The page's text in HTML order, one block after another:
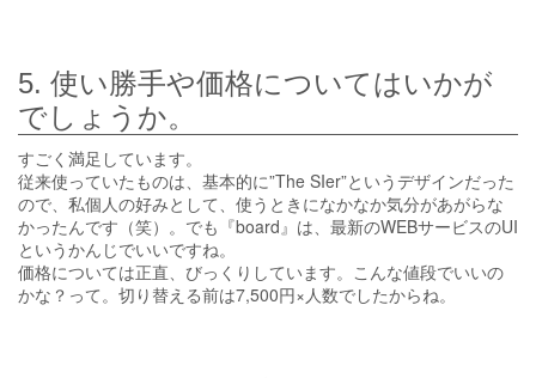
5. 使い勝手や価格についてはいかが
でしょうか。
すごく満足しています。
従来使っていたものは、基本的に”The SIer”というデザインだった
ので、私個人の好みとして、使うときになかなか気分があがらな
かったんです（笑）。でも『board』は、最新のWEBサービスのUI
というかんじでいいですね。
価格については正直、びっくりしています。こんな値段でいいの
かな？って。切り替える前は7,500円×人数でしたからね。